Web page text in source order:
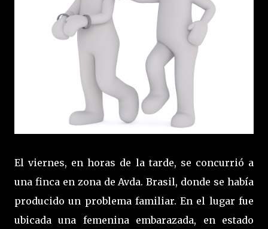
El viernes, en horas de la tarde, se concurrió a
una finca en zona de Avda. Brasil, donde se había
producido un problema familiar. En el lugar fue
ubicada una femenina embarazada, en estado